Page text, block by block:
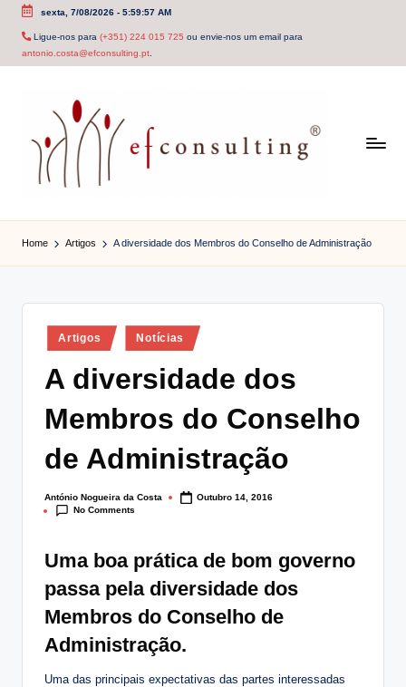
Skip
sexta, 7/08/2026- 5:59:57 AM
Ligue-nos para (+351) 224 015 725 ou envie-nos um email para
antonio.costa@efconsulting.pt.
f
c
o
Home Artigos A diversidade dos Membros do Conselho de Administração
Posted
in
Artigos Notícias
A diversidade dos
Membros do Conselho
de Administração
Posted
by
António Nogueira da Costa
Outubro 14, 2016
No Comments
Uma boa prática de bom governo
passa pela diversidade dos
Membros do Conselho de
Administração.
Uma das principais expectativas das partes interessadas